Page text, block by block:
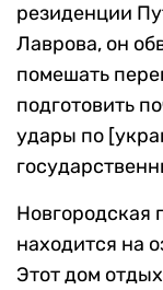
резиденции
Лаврова, он
помешать
подготовить
удары по
Новгородская
находится на
Этот дом